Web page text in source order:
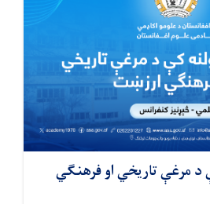
مرغې تاريخي او فرهنګي